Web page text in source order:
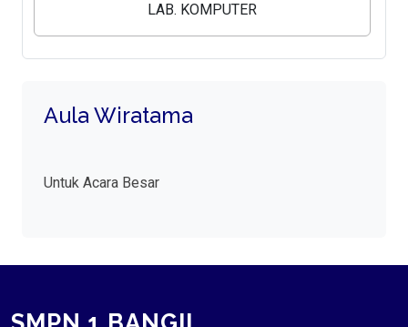
LAB. KOMPUTER
Aula Wiratama
Untuk Acara Besar